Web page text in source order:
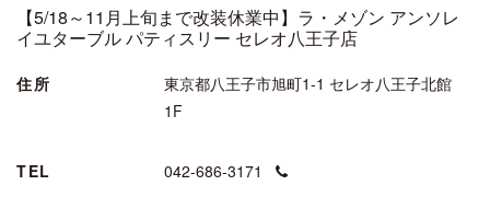
【5/18～11月上旬まで改装休業中】ラ・メゾン アンソレ
イユターブル パティスリー セレオ八王子店
住所
東京都八王子市旭町1-1 セレオ八王子北館
1F
TEL 042-686-3171